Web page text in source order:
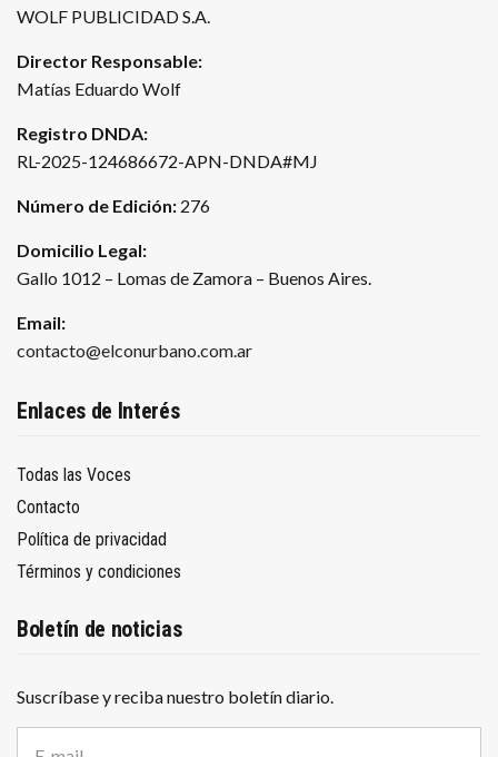
WOLF PUBLICIDAD S.A.
Director Responsable:
Matías Eduardo Wolf
Registro DNDA:
RL-2025-124686672-APN-DNDA#MJ
Número de Edición: 276
Domicilio Legal:
Gallo 1012 – Lomas de Zamora – Buenos Aires.
Email:
contacto@elconurbano.com.ar
Enlaces de Interés
Todas las Voces
Contacto
Política de privacidad
Términos y condiciones
Boletín de noticias
Suscríbase y reciba nuestro boletín diario.